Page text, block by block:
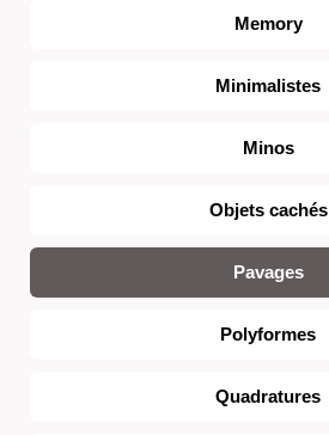
Memory
Minimalistes
Minos
Objets cachés
Pavages
Polyformes
Quadratures